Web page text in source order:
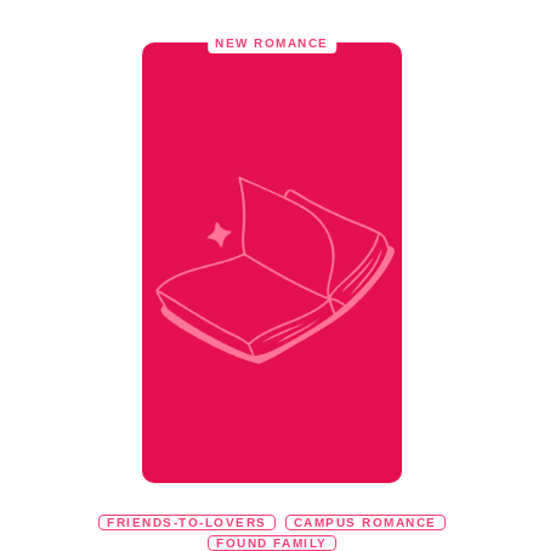
NEW ROMANCE
FRIENDS-TO-LOVERS
CAMPUS ROMANCE
FOUND FAMILY